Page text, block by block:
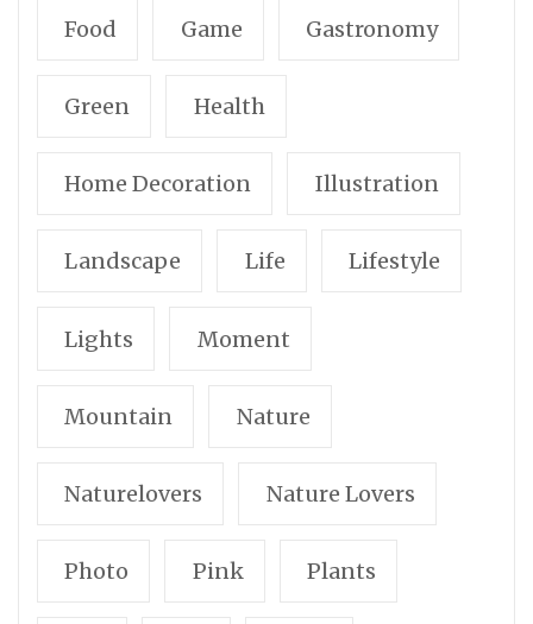
Food Game Gastronomy
Green Health
Home Decoration Illustration
Landscape Life Lifestyle
Lights Moment
Mountain Nature
Naturelovers Nature Lovers
Photo Pink Plants